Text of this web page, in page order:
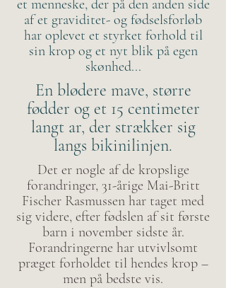
et menneske, der på den anden side
af et graviditet- og fødselsforløb
har oplevet et styrket forhold til
sin krop og et nyt blik på egen
skønhed...
En blødere mave, større
fødder og et 15 centimeter
langt ar, der strækker sig
langs bikinilinjen.
Det er nogle af de kropslige
forandringer, 31-årige Mai-Britt
Fischer Rasmussen har taget med
sig videre, efter fødslen af sit første
barn i november sidste år.
Forandringerne har utvivlsomt
præget forholdet til hendes krop –
men på bedste vis.